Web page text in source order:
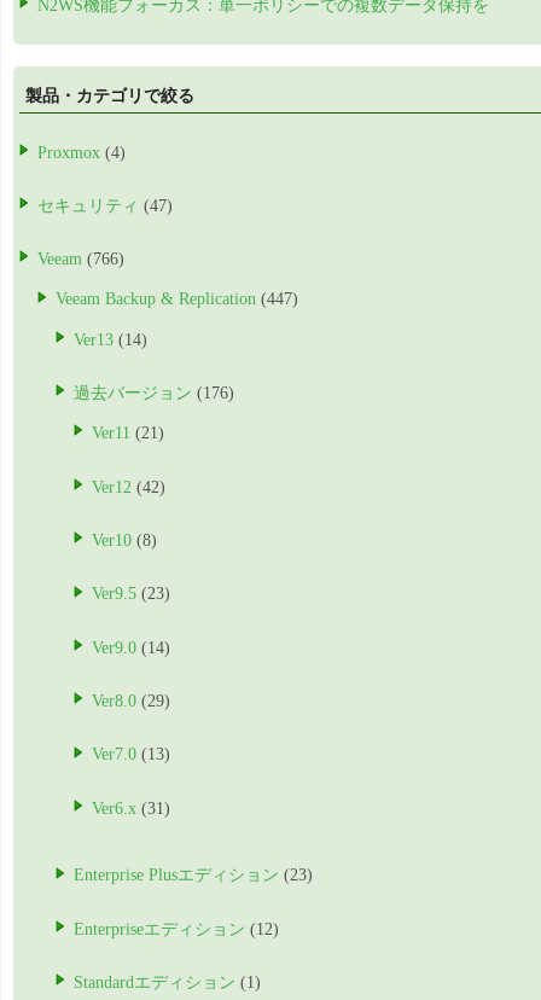
N2WS機能フォーカス：単一ポリシーでの複数データ保持を
製品・カテゴリで絞る
Proxmox (4)
セキュリティ (47)
Veeam (766)
Veeam Backup & Replication (447)
Ver13 (14)
過去バージョン (176)
Ver11 (21)
Ver12 (42)
Ver10 (8)
Ver9.5 (23)
Ver9.0 (14)
Ver8.0 (29)
Ver7.0 (13)
Ver6.x (31)
Enterprise Plusエディション (23)
Enterpriseエディション (12)
Standardエディション (1)